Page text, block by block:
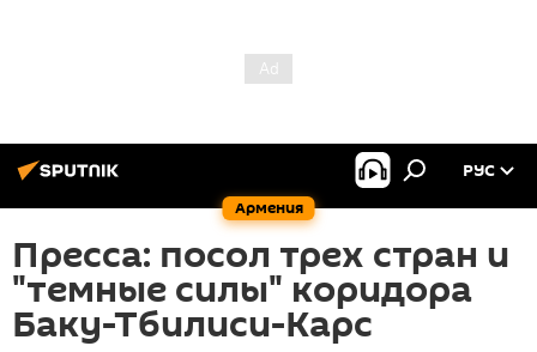
Армения
РУС
Пресса: посол трех стран и
"темные силы" коридора
Баку-Тбилиси-Карс